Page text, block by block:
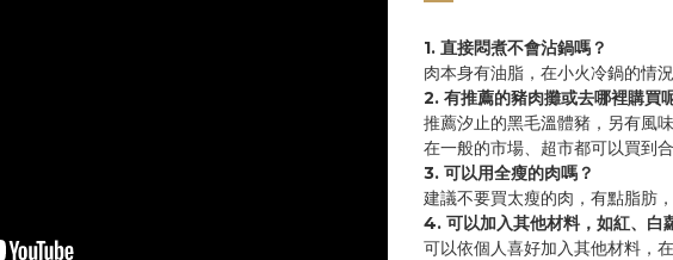
1. 直接悶煮不會沾鍋嗎？
肉本身有油脂，在小火冷鍋的情
2. 有推薦的豬肉攤或去哪裡購買
推薦汐止的黑毛溫體豬，另有風味
在一般的市場、超市都可以買到
3. 可以用全瘦的肉嗎？
建議不要買太瘦的肉，有點脂肪
4. 可以加入其他材料，如紅、白
可以依個人喜好加入其他材料，